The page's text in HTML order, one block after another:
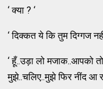
‘ क्या ? ‘
‘ दिक्कत ये कि तुम दिग्गज
‘ हूँ..उड़ा लो मजाक..आपको तो
मुझे..चलिए..मुझे फिर नींद आ